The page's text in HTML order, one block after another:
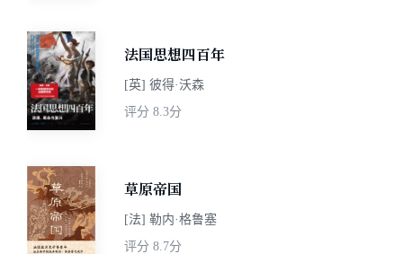
法国思想四百年
[英] 彼得·沃森
评分 8.3分
草原帝国
[法] 勒内·格鲁塞
评分 8.7分